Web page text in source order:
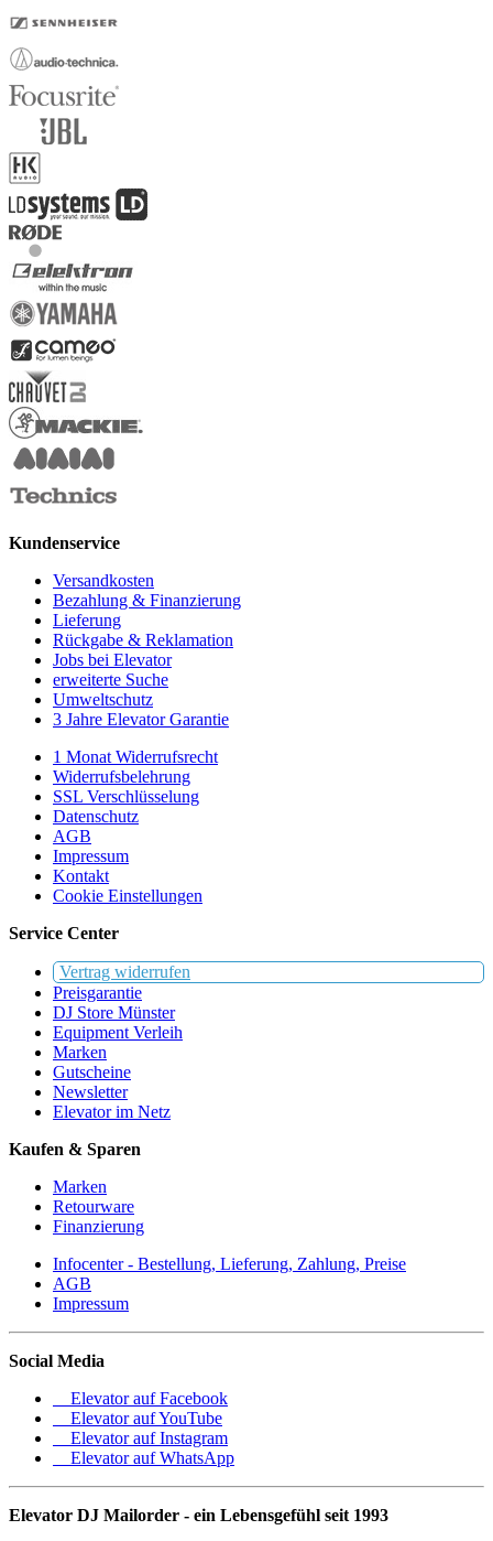
Kundenservice
Versandkosten
Bezahlung & Finanzierung
Lieferung
Rückgabe & Reklamation
Jobs bei Elevator
erweiterte Suche
Umweltschutz
3 Jahre Elevator Garantie
1 Monat Widerrufsrecht
Widerrufsbelehrung
SSL Verschlüsselung
Datenschutz
AGB
Impressum
Kontakt
Cookie Einstellungen
Service Center
Vertrag widerrufen
Preisgarantie
DJ Store Münster
Equipment Verleih
Marken
Gutscheine
Newsletter
Elevator im Netz
Kaufen & Sparen
Marken
Retourware
Finanzierung
Infocenter - Bestellung, Lieferung, Zahlung, Preise
AGB
Impressum
Social Media
Elevator auf Facebook
Elevator auf YouTube
Elevator auf Instagram
Elevator auf WhatsApp
Elevator DJ Mailorder - ein Lebensgefühl seit 1993